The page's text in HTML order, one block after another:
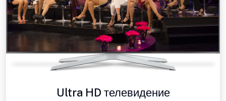
Ultra HD телевидение